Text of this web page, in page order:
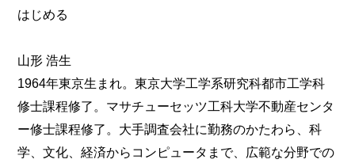
はじめる
山形 浩生
1964年東京生まれ。東京大学工学系研究科都市工学科
修士課程修了。マサチューセッツ工科大学不動産センタ
ー修士課程修了。大手調査会社に勤務のかたわら、科
学、文化、経済からコンピュータまで、広範な分野での